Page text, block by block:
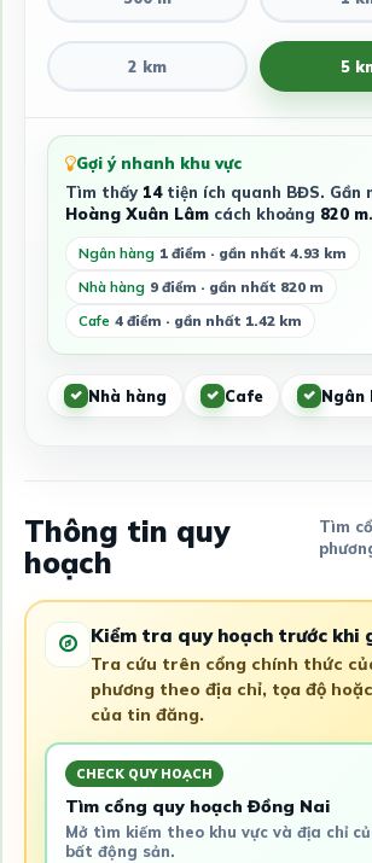
2 km 5
Gợi ý nhanh khu vực
Tìm thấy 14tiện ích quanh BĐS. Gần
Hoàng Xuân Lâmcách khoảng 820 m.
Ngân hàng 1 điểm · gần nhất 4.93 km
Nhà hàng 9 điểm · gần nhất 820 m
Cafe 4 điểm · gần nhất 1.42 km
Nhà hàng Cafe Ngân
Thông tin quy
hoạch
Tìm
Kiểm tra quy hoạch trước khi
Tra cứu trên cổng chính thức
phương theo địa chỉ, tọa độ
của tin đăng.
CHECK QUY HOẠCH
Tìm cổng quy hoạch Đồng Nai
Mở tìm kiếm theo khu vực và địa chỉ
bất động sản.